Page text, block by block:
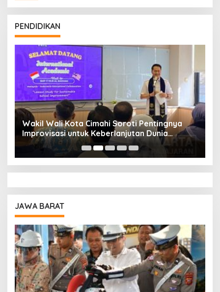
PENDIDIKAN
Wakil Wali Kota Cimahi Soroti Pentingnya
Improvisasi untuk Keberlanjutan Dunia
Pendidikan
JAWA BARAT